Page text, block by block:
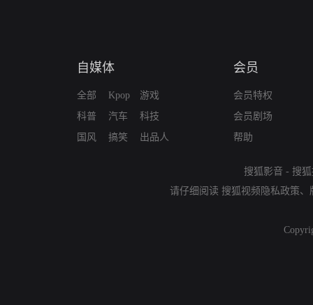
自媒体
全部
科普
国风
Kpop
汽车
搞笑
游戏
科技
出品人
会员
会员特权
会员剧场
帮助
搜狐影音 - 搜
请仔细阅读 搜狐视频隐私政策、